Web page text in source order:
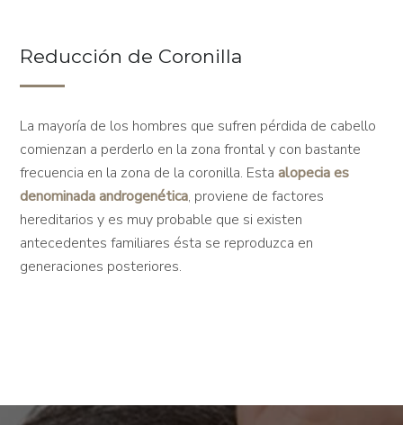
Reducción de Coronilla
La mayoría de los hombres que sufren pérdida de cabello
comienzan a perderlo en la zona frontal y con bastante
frecuencia en la zona de la coronilla. Estaalopecia es
denominada androgenética, proviene de factores
hereditarios y es muy probable que si existen
antecedentes familiares ésta se reproduzca en
generaciones posteriores.